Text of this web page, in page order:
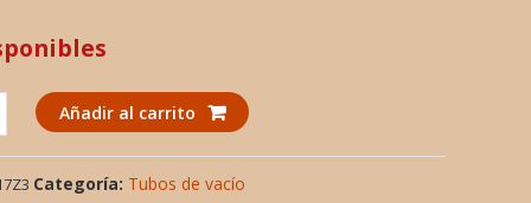
Añadir al carrito
Categoría: Tubos de vacío